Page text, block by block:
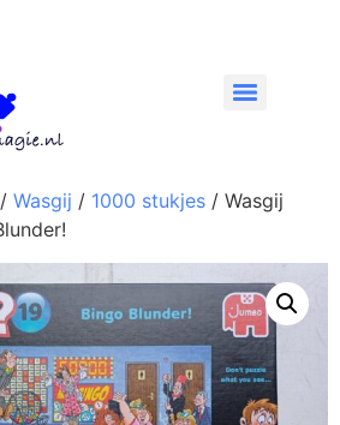
/ Wasgij / 1000 stukjes / Wasgij